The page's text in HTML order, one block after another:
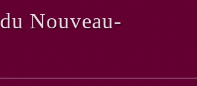
du Nouveau-